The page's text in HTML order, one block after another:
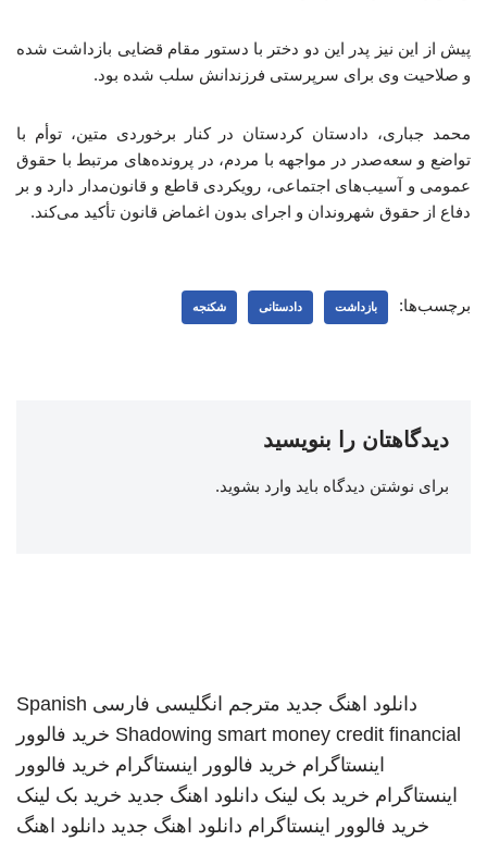
پیش از این نیز پدر این دو دختر با دستور مقام قضایی بازداشت شده
و صلاحیت وی برای سرپرستی فرزندانش سلب شده بود.
محمد جباری، دادستان کردستان در کنار برخوردی متین، توأم با
تواضع و سعه‌صدر در مواجهه با مردم، در پرونده‌های مرتبط با حقوق
عمومی و آسیب‌های اجتماعی، رویکردی قاطع و قانون‌مدار دارد و بر
دفاع از حقوق شهروندان و اجرای بدون اغماض قانون تأکید می‌کند.
برچسب‌ها: بازداشت دادستانی شکنجه
دیدگاهتان را بنویسید
برای نوشتن دیدگاه باید وارد بشوید.
دانلود اهنگ جدید مترجم انگلیسی فارسی Spanish
Shadowing smart money credit financial
خرید فالوور
اینستاگرام خرید فالوور اینستاگرام خرید فالوور
اینستاگرام خرید بک لینک دانلود اهنگ جدید خرید بک لینک
خرید فالوور اینستاگرام دانلود اهنگ جدید دانلود اهنگ